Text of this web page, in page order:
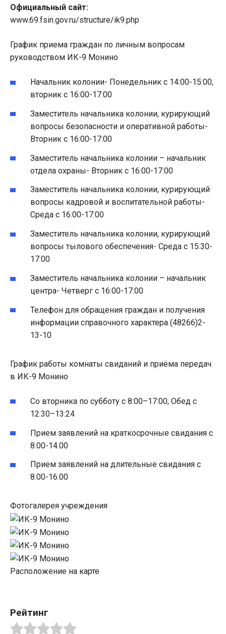
Официальный сайт:
www.69.fsin.gov.ru/structure/ik9.php
График приема граждан по личным вопросам
руководством ИК-9 Монино
Начальник колонии- Понедельник с 14:00-15:00,
вторник с 16:00-17:00
Заместитель начальника колонии, курирующий
вопросы безопасности и оперативной работы-
Вторник с 16:00-17:00
Заместитель начальника колонии – начальник
отдела охраны- Вторник с 16:00-17:00
Заместитель начальника колонии, курирующий
вопросы кадровой и воспитательной работы-
Среда с 16:00-17:00
Заместитель начальника колонии, курирующий
вопросы тылового обеспечения- Среда с 15:30-
17:00
Заместитель начальника колонии – начальник
центра- Четверг с 16:00-17:00
Телефон для обращения граждан и получения
информации справочного характера (48266)2-
13-10
График работы комнаты свиданий и приёма передач
в ИК-9 Монино
Со вторника по субботу с 8:00–17:00, Обед с
12:30–13:24
Прием заявлений на краткосрочные свидания с
8.00-14.00
Прием заявлений на длительные свидания с
8.00-16.00
Фотогалерея учреждения
Расположение на карте
Рейтинг